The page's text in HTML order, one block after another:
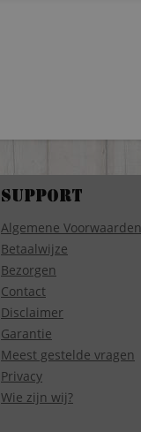
Support
Algemene Voorwaarden
Betaalwijze
Bezorgen
Contact
Disclaimer
Garantie
Meest gestelde vragen
Privacy
Wie zijn wij?